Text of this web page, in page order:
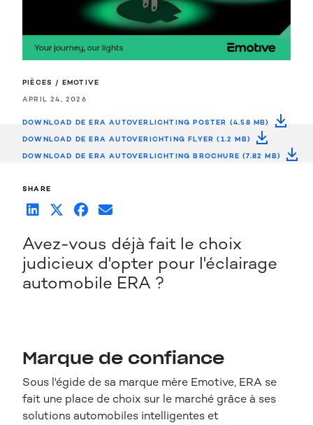
PIÈCES / EMOTIVE
APRIL 24, 2026
DOWNLOAD DE ERA AUTOVERLICHTING POSTER (4.58 MB)
DOWNLOAD DE ERA AUTOVERICHTING FLYER (1.2 MB)
DOWNLOAD DE ERA AUTOVERLICHTING BROCHURE (7.82 MB)
SHARE
Avez-vous déjà fait le choix
judicieux d'opter pour l'éclairage
automobile ERA ?
Marque de confiance
Sous l'égide de sa marque mère Emotive, ERA se
fait une place de choix sur le marché grâce à ses
solutions automobiles intelligentes et